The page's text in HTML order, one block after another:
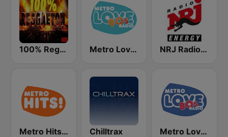
100% Reggaeton Radio Metro Love 90s Radio NRJ Radio ENERGY
Metro Hits Radio Chilltrax Metro Love 80s Radio